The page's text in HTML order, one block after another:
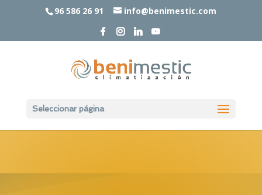
96 586 26 91 info@benimestic.com
Seleccionar página